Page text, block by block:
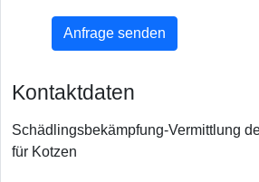
Anfrage senden
Kontaktdaten
Schädlingsbekämpfung-Vermittlung
für Kotzen